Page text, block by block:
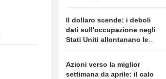
Il dollaro scende: i deboli
dati sull'occupazione negli
Stati Uniti allontanano le
Azioni verso la miglior
settimana da aprile: il calo